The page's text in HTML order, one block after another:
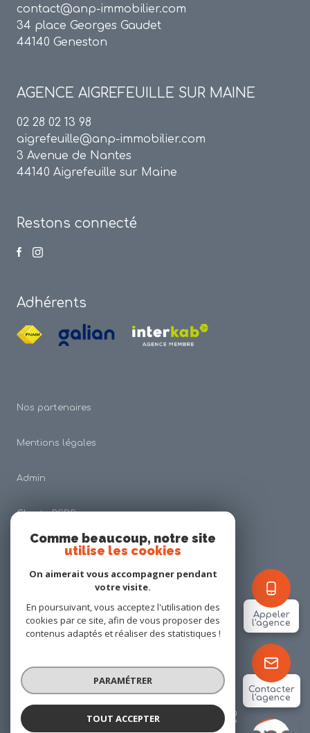
ANP IMMOBILIER
Appeler
l'agence
Contacter
l'agence
contact@anp-immobilier.com
34 place Georges Gaudet
44140 Geneston
AGENCE AIGREFEUILLE SUR MAINE
02 28 02 13 98
aigrefeuille@anp-immobilier.com
3 Avenue de Nantes
44140 Aigrefeuille sur Maine
Restons connecté
Adhérents
Nos partenaires
Mentions légales
Admin
Charte RGDP
Nos honoraires
Cookies
© 2026 | Tous droits réservés
Réalisé par
Comme beaucoup, notre site
utilise les cookies
On aimerait vous accompagner pendant
votre visite.
En poursuivant, vous acceptez l'utilisation des
cookies par ce site, afin de vous proposer des
contenus adaptés et réaliser des statistiques !
PARAMÉTRER
TOUT ACCEPTER